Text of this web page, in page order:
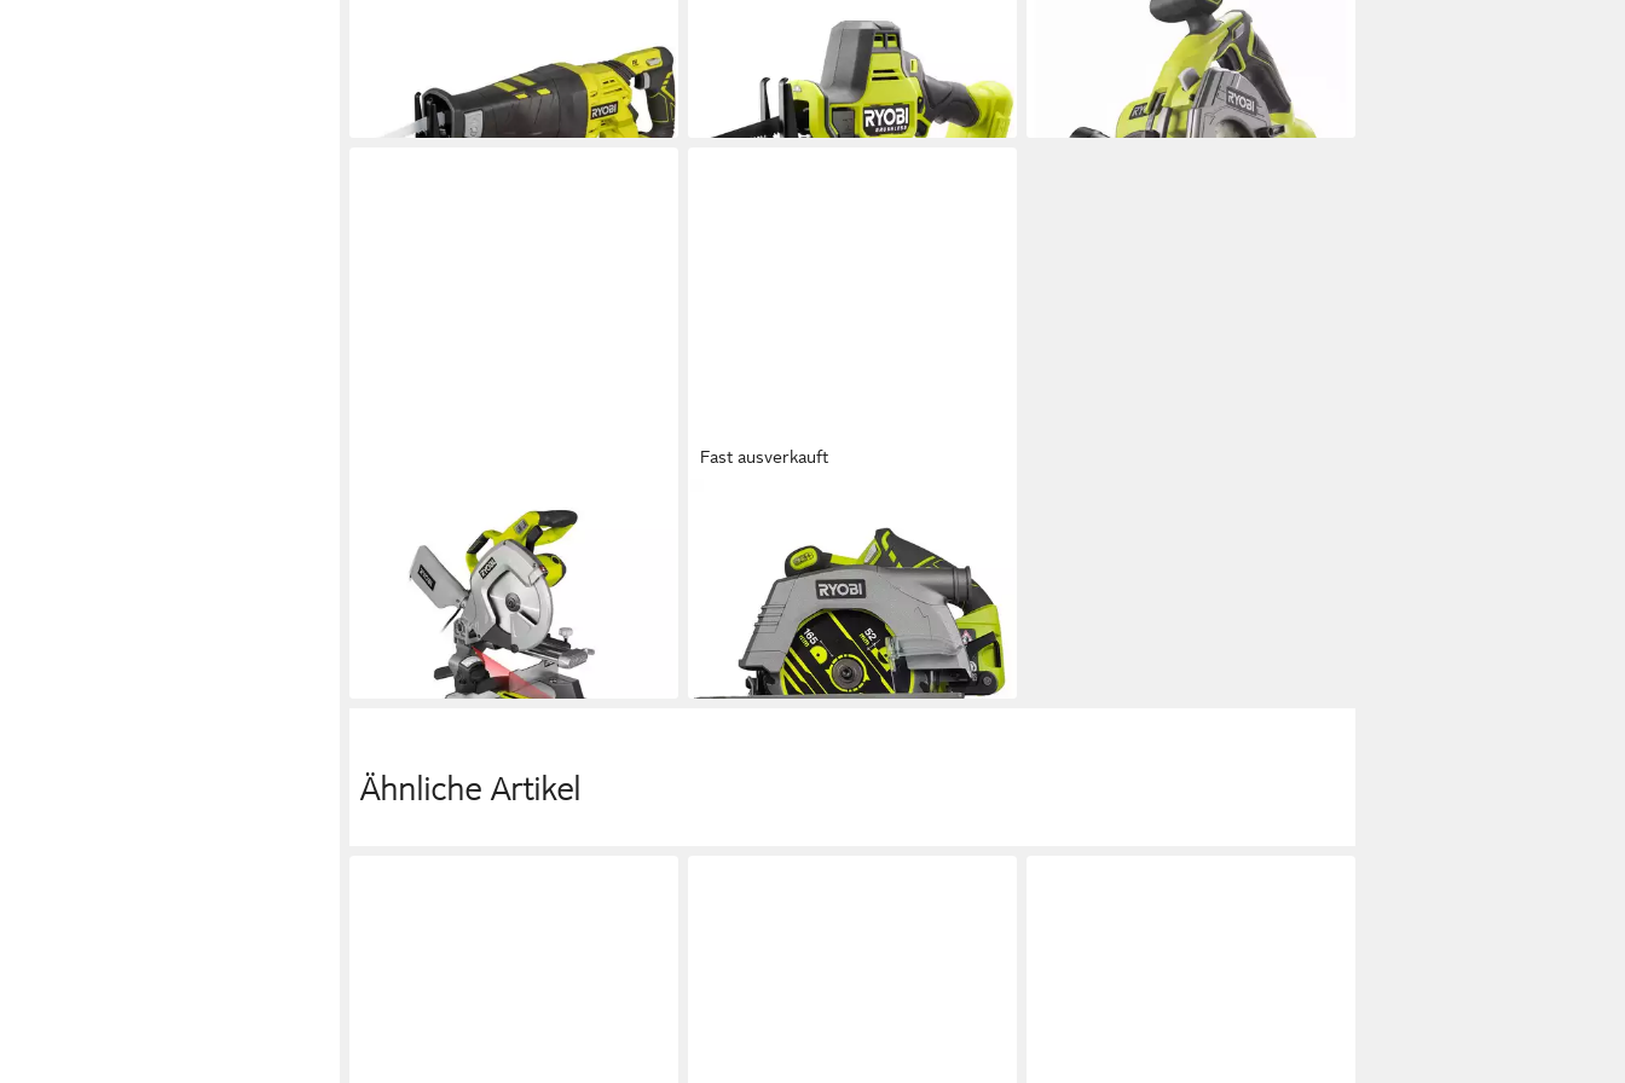
lieferbar - in 2-3 Werktagen bei dir
Säbelsäge RRS18CBL-0
169,99 €
lieferbar - in 2-3 Werktagen bei dir
0 – 18V ONE+ Akku-Multisäge 85
mm ohne Akku, 1-St.
lieferbar - in 2-3 Werktagen bei dir
Kapp- und Gehrungssäge Kapp-
Gehrungssäge EMS254L 2000 W
Sägeblatt ? 254 mm 0-45°
341,99 € UVP 400,79 €
lieferbar - in 2-3 Werktagen bei dir
Fast ausverkauft
Akku-Handkreissäge Ryobi R18CS-0
– Akku-Handkreissäge 165 mm, 1-St.
106,90 €
lieferbar - in 2-3 Werktagen bei dir
Ähnliche Artikel